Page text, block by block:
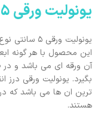
یونولیت ورقی 5 سانتی
یونولیت
این محصول با هر گونه
آن ورقه ای می باشد و در
بگیرد. یونولیت ورقی
ترین ان ها می باشد که در
هستند.